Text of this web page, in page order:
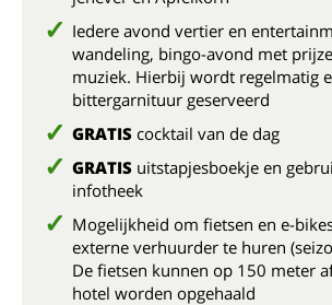
Iedere avond vertier en
wandeling, bingo-avond met
muziek. Hierbij wordt regelmatig
bittergarnituur geserveerd
GRATIS cocktail van de dag
GRATIS uitstapjesboekje en
infotheek
Mogelijkheid om fietsen en e-
externe verhuurder te huren
De fietsen kunnen op 150 meter
hotel worden opgehaald